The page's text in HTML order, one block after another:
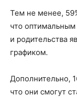
Тем не менее,
что
и родительства
графиком.
Дополнительно,
что они смогут